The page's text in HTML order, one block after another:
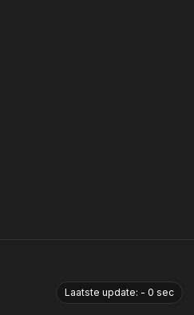
Laatste update: - 0 sec